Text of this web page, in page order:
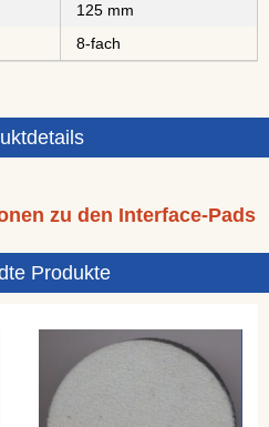
125 mm
8-fach
zu den Interface-Pads
Produkte